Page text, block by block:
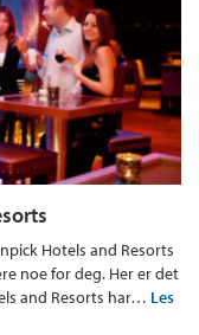
Hotels and Resorts
noe for deg. Her er det
and Resorts har… Les